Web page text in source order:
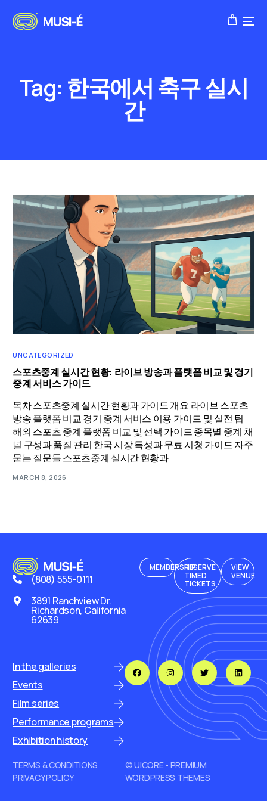
Tag: 한국에서 축구 실시
간
UNCATEGORIZED
스포츠중계 실시간 현황: 라이브 방송과 플랫폼 비교 및 경기
중계 서비스 가이드
목차 스포츠중계 실시간 현황과 가이드 개요 라이브 스포츠
방송 플랫폼 비교 경기 중계 서비스 이용 가이드 및 실전 팁
해외 스포츠 중계 플랫폼 비교 및 선택 가이드 종목별 중계 채
널 구성과 품질 관리 한국 시장 특성과 무료 시청 가이드 자주
묻는 질문들 스포츠중계 실시간 현황과
MARCH 8, 2026
(808) 555-0111
3891 Ranchview Dr.
Richardson, California
62639
MEMBERSHIPRESERVE
TIMED
TICKETS
VIEW
VENUE
In the galleries
Events
Film series
Performance programs
Exhibition history
TERMS & CONDITIONS
PRIVACY POLICY
© UICORE - PREMIUM
WORDPRESS THEMES